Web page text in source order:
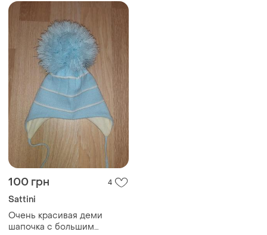
100 грн 4
Sattini
Очень красивая деми
шапочка с большим